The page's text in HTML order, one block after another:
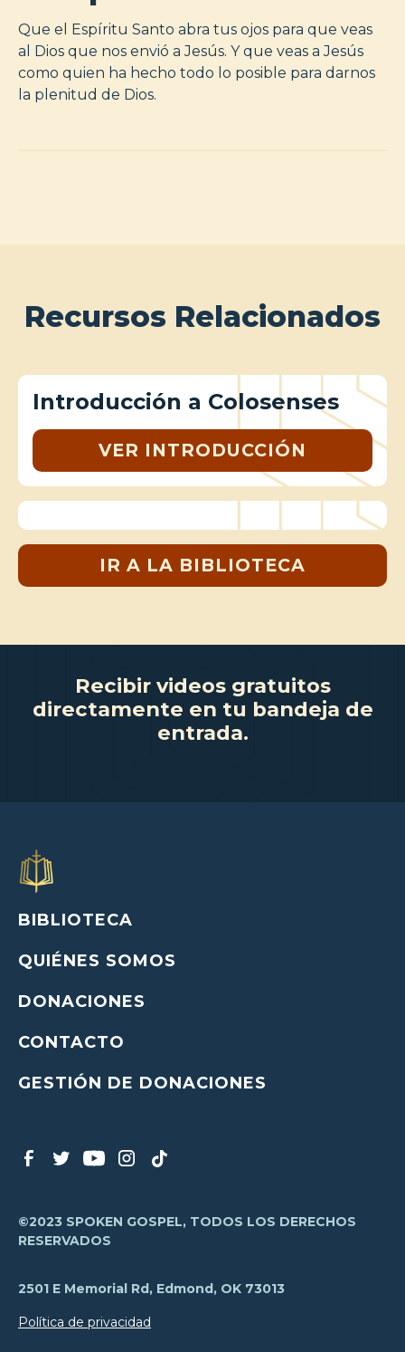
Que el Espíritu Santo abra tus ojos para que veas
al Dios que nos envió a Jesús. Y que veas a Jesús
como quien ha hecho todo lo posible para darnos
la plenitud de Dios.
Recursos Relacionados
Introducción a Colosenses
VER INTRODUCCIÓN
IR A LA BIBLIOTECA
Recibir videos gratuitos
directamente en tu bandeja de
entrada.
BIBLIOTECA
QUIÉNES SOMOS
DONACIONES
CONTACTO
GESTIÓN DE DONACIONES
©2023 SPOKEN GOSPEL, TODOS LOS DERECHOS
RESERVADOS
2501 E Memorial Rd, Edmond, OK 73013
Política de privacidad